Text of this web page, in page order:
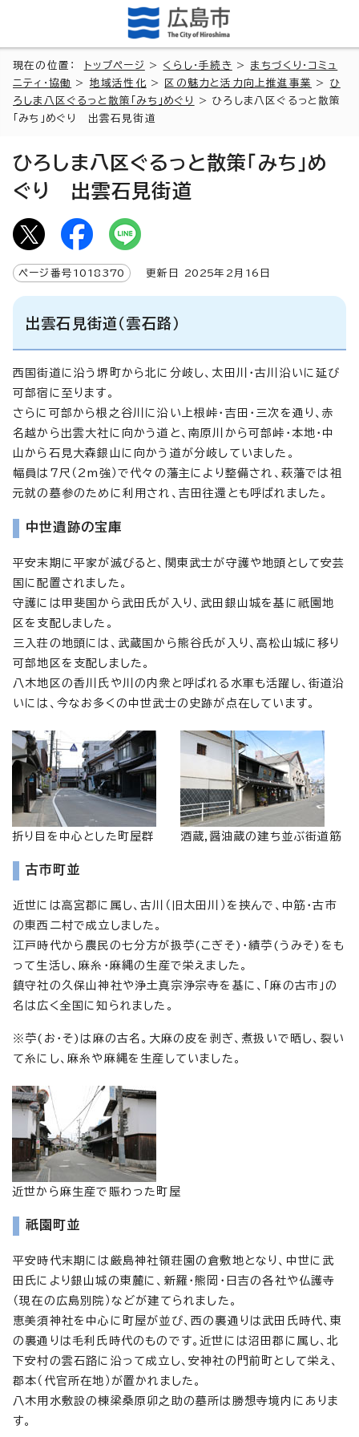
現在の位置： トップページ > くらし・手続き > まちづくり・コミュ
ニティ・協働
> 地域活性化 > 区の魅力と活力向上推進事業 > ひ
ろしま八区ぐるっと散策「みち」めぐり
> ひろしま八区ぐるっと散策
「みち」めぐり 出雲石見街道
ひろしま八区ぐるっと散策「みち」め
ぐり 出雲石見街道
ページ番号 1018370 更新日 2025年2月 16 日
出雲石見街道（雲石路）
西国街道に沿う堺町から北に分岐し、太田川・古川沿いに延び
可部宿に至ります。
さらに可部から根之谷川に沿い上根峠・吉田・三次を通り、赤
名越から出雲大社に向かう道と、南原川から可部峠・本地・中
山から石見大森銀山に向かう道が分岐していました。
幅員は7尺（2m強）で代々の藩主により整備され、萩藩では祖
元就の墓参のために利用され、吉田往還とも呼ばれました。
中世遺跡の宝庫
平安末期に平家が滅びると、関東武士が守護や地頭として安芸
国に配置されました。
守護には甲斐国から武田氏が入り、武田銀山城を基に祇園地
区を支配しました。
三入荘の地頭には、武蔵国から熊谷氏が入り、高松山城に移り
可部地区を支配しました。
八木地区の香川氏や川の内衆と呼ばれる水軍も活躍し、街道沿
いには、今なお多くの中世武士の史跡が点在しています。
折り目を中心とした町屋群 酒蔵,醤油蔵の建ち並ぶ街道筋
古市町並
近世には高宮郡に属し、古川（旧太田川）を挟んで、中筋・古市
の東西二村で成立しました。
江戸時代から農民の七分方が扱苧(こぎそ)・績苧(うみそ)をも
って生活し、麻糸・麻縄の生産で栄えました。
鎮守社の久保山神社や浄土真宗浄宗寺を基に、「麻の古市」の
名は広く全国に知られました。
※苧(お・そ)は麻の古名。大麻の皮を剥ぎ、煮扱いで晒し、裂い
て糸にし、麻糸や麻縄を生産していました。
近世から麻生産で賑わった町屋
祇園町並
平安時代末期には厳島神社領荘園の倉敷地となり、中世に武
田氏により銀山城の東麓に、新羅・熊岡・日吉の各社や仏護寺
（現在の広島別院）などが建てられました。
恵美須神社を中心に町屋が並び、西の裏通りは武田氏時代、東
の裏通りは毛利氏時代のものです。近世には沼田郡に属し、北
下安村の雲石路に沿って成立し、安神社の門前町として栄え、
郡本（代官所在地）が置かれました。
八木用水敷設の棟梁桑原卯之助の墓所は勝想寺境内にありま
す。